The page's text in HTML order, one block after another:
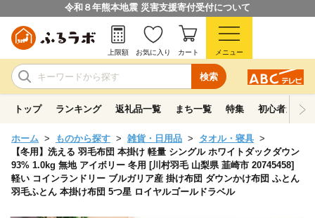
令和８年熊本地震 災害支援寄付受付について
検索
上限額 お気に入り カート メニュー
トップ ランキング 返礼品一覧 まち一覧 特集 初心者ガイド
ホーム ものから探す 雑貨・日用品
タオル・寝具
【冬用】洗える 羽毛布団 本掛け 軽量 シングル ホワイトダックダウン
93% 1.0kg 無地 アイボリー 冬用 [川村羽毛 山梨県 韮崎市 20745458]
軽い コインランドリー ブルガリア産 掛け布団 ダウンかけ布団 ふとん
羽毛ふとん 本掛け布団 5つ星 ロイヤルゴールドラベル